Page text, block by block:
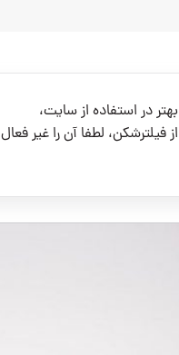
در استفاده از سایت،
فیلترشکن، لطفا آن را غیر فعال